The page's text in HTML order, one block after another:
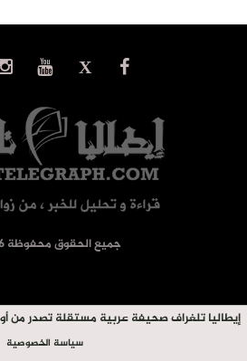
© جميع الحقوق محفوظة 2026
إيطاليا تلغراف صحيفة عربية مستقلة تصدر من
سياسة الخصوصية